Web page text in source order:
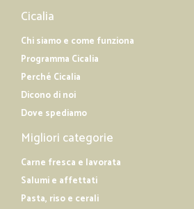
Cicalia
Chi siamo e come funziona
Programma Cicalia
Perché Cicalia
Dicono di noi
Dove spediamo
Migliori categorie
Carne fresca e lavorata
Salumi e affettati
Pasta, riso e cerali